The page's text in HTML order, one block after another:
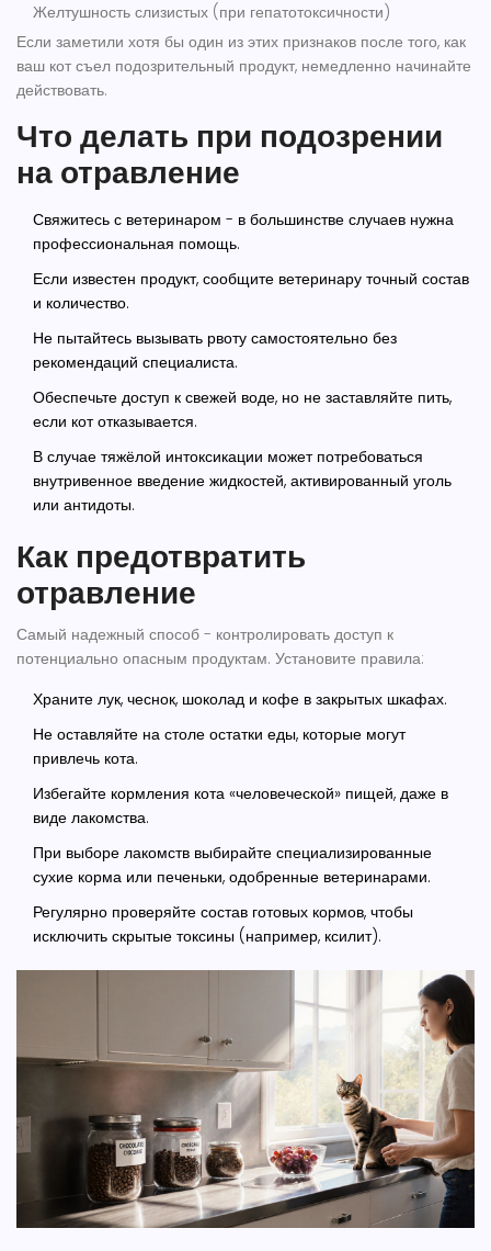
Желтушность слизистых (при гепатотоксичности)
Если заметили хотя бы один из этих признаков после того, как
ваш кот съел подозрительный продукт, немедленно начинайте
действовать.
Что делать при подозрении
на отравление
Свяжитесь с ветеринаром - в большинстве случаев нужна
профессиональная помощь.
Если известен продукт, сообщите ветеринару точный состав
и количество.
Не пытайтесь вызывать рвоту самостоятельно без
рекомендаций специалиста.
Обеспечьте доступ к свежей воде, но не заставляйте пить,
если кот отказывается.
В случае тяжёлой интоксикации может потребоваться
внутривенное введение жидкостей, активированный уголь
или антидоты.
Как предотвратить
отравление
Самый надежный способ - контролировать доступ к
потенциально опасным продуктам. Установите правила:
Храните лук, чеснок, шоколад и кофе в закрытых шкафах.
Не оставляйте на столе остатки еды, которые могут
привлечь кота.
Избегайте кормления кота «человеческой» пищей, даже в
виде лакомства.
При выборе лакомств выбирайте специализированные
сухие корма или печеньки, одобренные ветеринарами.
Регулярно проверяйте состав готовых кормов, чтобы
исключить скрытые токсины (например, ксилит).